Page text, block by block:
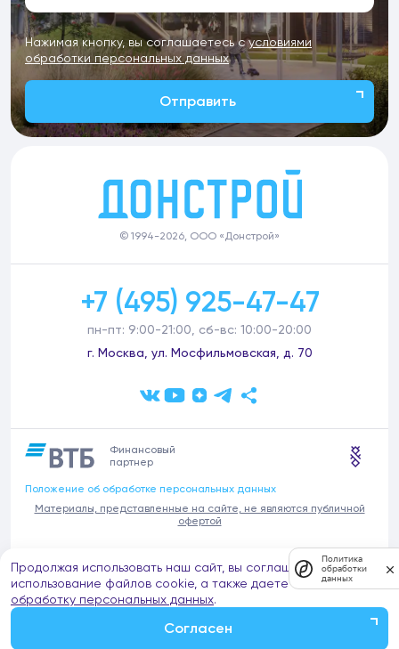
Нажимая кнопку, вы соглашаетесь сусловиями
обработки персональных данных
Отправить
© 1994-2026, ООО «Донстрой»
+7 (495) 925-47-47
пн-пт: 9:00-21:00, сб-вс: 10:00-20:00
г. Москва, ул. Мосфильмовская, д. 70
Финансовый
партнер
Положение об обработке персональных данных
Материалы, представленные на сайте, не являются публичной
офертой
В связи с участившимися случаями предложений частных услуг от
имени компании Донстрой (проведения ремонтов, продажи
отделочных материалов и т.п.), обращаем внимание на то, что
компания Донстрой не оказывает таких услуг, не имеет
представительств такого профиля и не обращается к частным
Продолжая использовать наш сайт, вы соглашаетесь на
использование файлов cookie, а также даете согласие на
обработку персональных данных.
Согласен
Политика
обработки
данных